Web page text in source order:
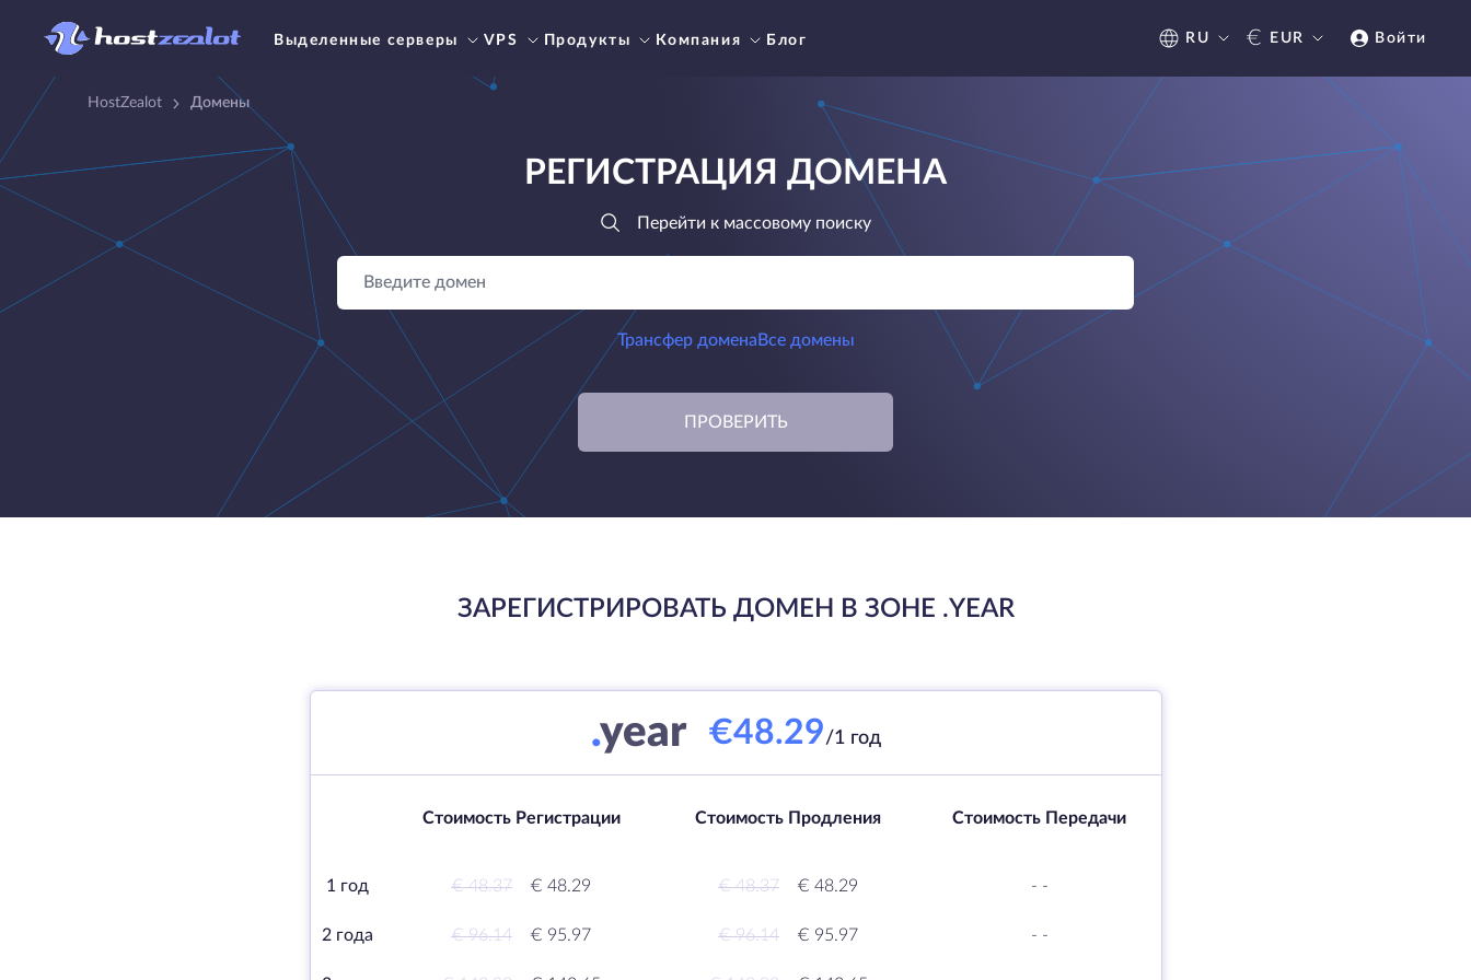
Выделенные серверы VPS Продукты Компания Блог RU € EUR Войти
HostZealot Домены
РЕГИСТРАЦИЯ ДОМЕНА
Перейти к массовому поиску
Трансфер домена Все домены
ПРОВЕРИТЬ
ЗАРЕГИСТРИРОВАТЬ ДОМЕН В ЗОНЕ .YEAR
.year €48.29/1 год
Стоимость Регистрации Стоимость Продления Стоимость Передачи
1 год € 48.37 € 48.29 € 48.37 € 48.29 - -
2 года € 96.14 € 95.97 € 96.14 € 95.97 - -